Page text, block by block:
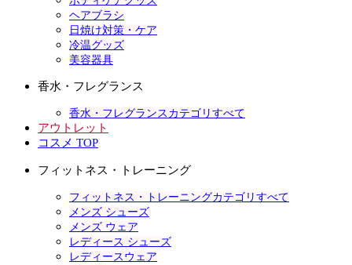
ヘアブラシ
日焼け対策・ケア
冷温グッズ
美容器具
香水・フレグランス
香水・フレグランスカテゴリすべて
アウトレット
コスメ TOP
フィットネス・トレーニング
フィットネス・トレーニングカテゴリすべて
メンズ シューズ
メンズ ウェア
レディース シューズ
レディースウェア